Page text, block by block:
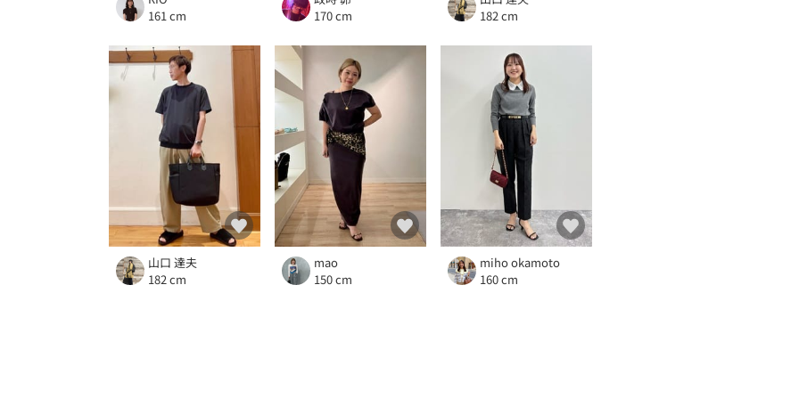
161 cm
170 cm
182 cm
山口 達夫
182 cm
mao
150 cm
miho okamoto
160 cm